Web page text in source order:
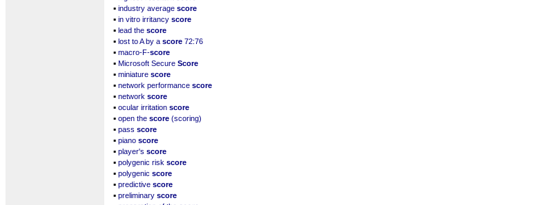
▪ industry average score
▪ in vitro irritancy score
▪ lead the score
▪ lost to A by a score 72:76
▪ macro-F-score
▪ Microsoft Secure Score
▪ miniature score
▪ network performance score
▪ network score
▪ ocular irritation score
▪ open the score (scoring)
▪ pass score
▪ piano score
▪ player's score
▪ polygenic risk score
▪ polygenic score
▪ predictive score
▪ preliminary score